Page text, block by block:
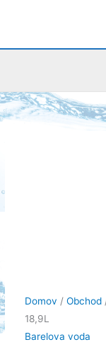
Domov / Obchod
18,9L
Barelova voda